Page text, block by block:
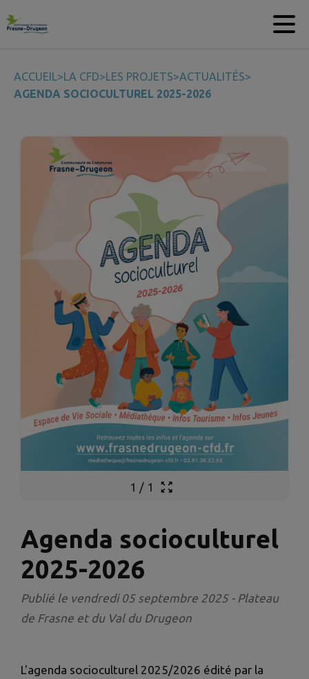
Contenu
ACCUEIL>LA CFD>LES PROJETS>ACTUALITÉS>
AGENDA SOCIOCULTUREL 2025-2026
1 / 1
Agenda socioculturel
2025-2026
Publié le vendredi 05 septembre 2025 - Plateau
de Frasne et du Val du Drugeon
L'agenda socioculturel 2025/2026 édité par la